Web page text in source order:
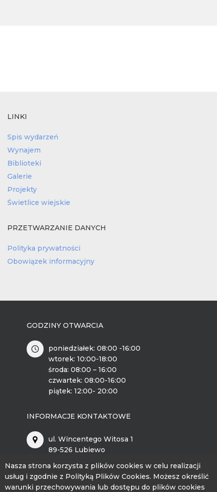
LINKI
Spis wydarzeń
Wynajem
Biblioteki
Galerie
Projekty
Świetlice wiejskie
PRZETWARZANIE DANYCH
Polityka prywatności
Obowiązek informacyjny
GODZINY OTWARCIA
poniedziałek: 08:00 -16:00
wtorek: 10:00-18:00
środa: 08:00 – 16:00
czwartek: 08:00-16:00
piątek: 12:00- 20:00
INFORMACJE KONTAKTOWE
ul. Wincentego Witosa 1
89-526 Lubiewo
bckip@lubiewo.pl
kontakt.bckip@lubiewo.pl
Nasza strona korzysta z plików cookies w celu realizacji
usług i zgodnie z Polityką Plików Cookies. Możesz określić
warunki przechowywania lub dostępu do plików cookies